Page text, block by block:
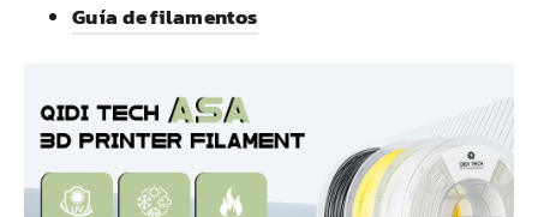
Guía de filamentos